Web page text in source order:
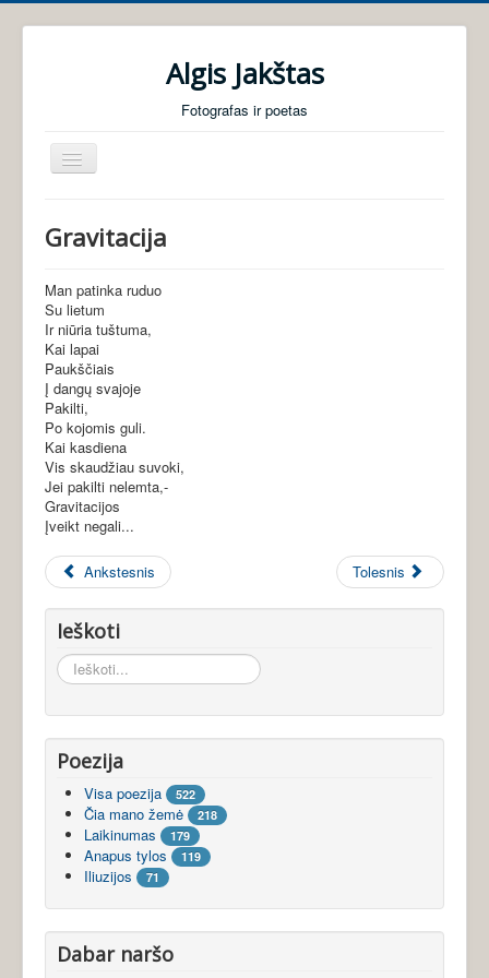
Algis Jakštas
Fotografas ir poetas
Perjungti
navigaciją
Foto galerijos
Poezija
Audio knygos
Apie mane
Gravitacija
Man patinka ruduo
Su lietum
Ir niūria tuštuma,
Kai lapai
Paukščiais
Į dangų svajoje
Pakilti,
Po kojomis guli.
Kai kasdiena
Vis skaudžiau suvoki,
Jei pakilti nelemta,-
Gravitacijos
Įveikt negali...
Ankstesnis Tolesnis
Ieškoti
Ieškoti...
Poezija
Visa poezija 522
Čia mano žemė 218
Laikinumas 179
Anapus tylos 119
Iliuzijos 71
Dabar naršo